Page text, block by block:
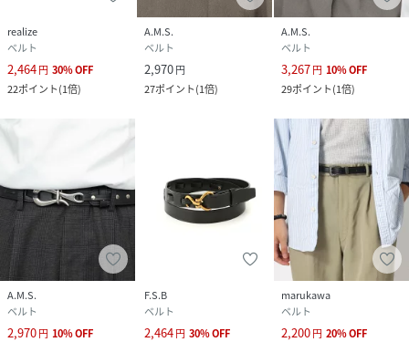
realize
ベルト
2,464円 30%OFF
22ポイント(1倍)
A.M.S.
ベルト
2,970円
27ポイント(1倍)
A.M.S.
ベルト
3,267円 10%OFF
29ポイント(1倍)
A.M.S.
ベルト
2,970円 10%OFF
F.S.B
ベルト
2,464円 30%OFF
marukawa
ベルト
2,200円 20%OFF